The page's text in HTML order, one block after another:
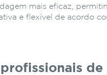
mais eficaz,
e flexível de acordo
de